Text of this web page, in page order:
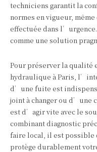
techniciens garantit la
normes en vigueur,
effectuée dans
comme une solution
Pour préserver la qualité
hydraulique à Paris,
d’une fuite est
joint à changer ou d’une
est d’agir vite avec le
combinant diagnostic
faire local, il est possible
protège durablement